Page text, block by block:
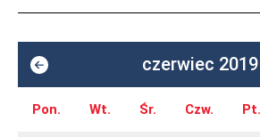
czerwiec 2019
Pon. Wt. Śr. Czw. Pt.